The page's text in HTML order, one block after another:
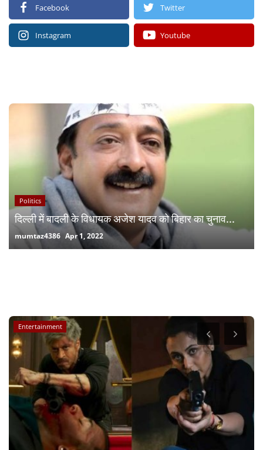
Facebook Twitter
Instagram Youtube
Politics
दिल्ली में बादली के विधायक अजेश यादव को बिहार का चुनाव...
mumtaz4386 Apr 1, 2022
National